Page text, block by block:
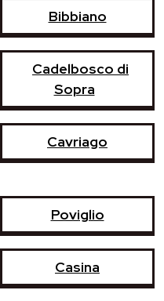
Bibbiano
Cadelbosco di
Sopra
Cavriago
Poviglio
Casina